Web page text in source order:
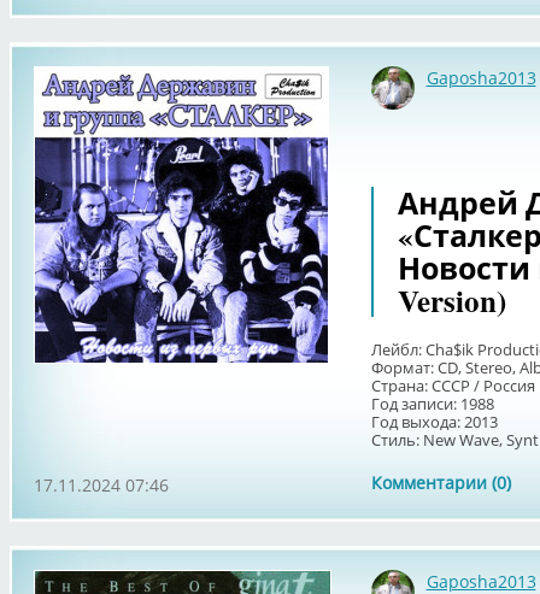
Gaposha2013
Андрей
Новости
Version)
Лейбл: Cha$ik
Формат: CD, Stereo,
Страна: СССР / Россия
Год записи: 1988
Год выхода: 2013
Стиль: New Wave,
Комментарии (0)
17.11.2024 07:46
Gaposha2013